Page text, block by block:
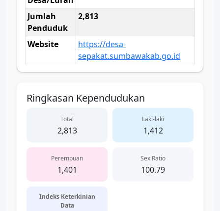
Jumlah
Penduduk
2,813
Website
https://desa-
sepakat.sumbawakab.go.id
Ringkasan Kependudukan
Total
2,813
Laki-laki
1,412
Perempuan
1,401
Sex Ratio
100.79
Indeks Keterkinian
Data